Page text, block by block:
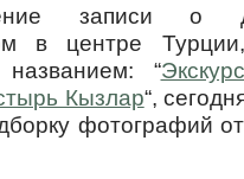
записи о
в центре
“
Кызлар“,
фотографий